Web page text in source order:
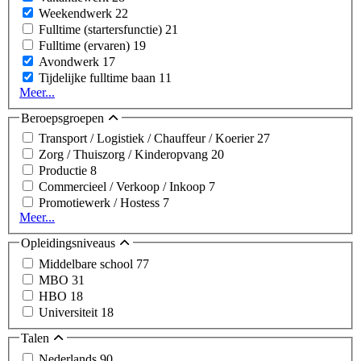
Weekendwerk 22
Fulltime (startersfunctie) 21
Fulltime (ervaren) 19
Avondwerk 17
Tijdelijke fulltime baan 11
Meer...
Beroepsgroepen
Transport / Logistiek / Chauffeur / Koerier27
Zorg / Thuiszorg / Kinderopvang 20
Productie 8
Commercieel / Verkoop / Inkoop 7
Promotiewerk / Hostess 7
Meer...
Opleidingsniveaus
Middelbare school 77
MBO 31
HBO 18
Universiteit 18
Talen